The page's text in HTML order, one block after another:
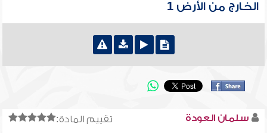
الخارج من الأرض 1
تقييم المادة: سلمان العودة